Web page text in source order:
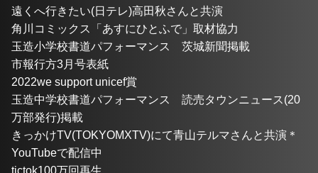
遠くへ行きたい(日テレ)高田秋さんと共演
角川コミックス「あすにひとふで」取材協力
玉造小学校書道パフォーマンス　茨城新聞掲載
市報行方3月号表紙
2022we support unicef賞
玉造中学校書道パフォーマンス　読売タウンニュース(20
万部発行)掲載
きっかけTV(TOKYOMXTV)にて青山テルマさんと共演＊
YouTubeで配信中
tictok100万回再生